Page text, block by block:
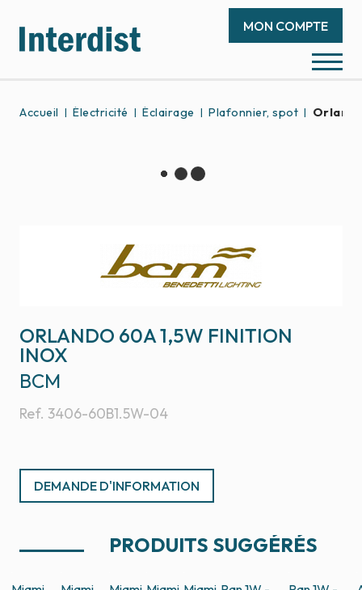
MON COMPTE
Accueil Électricité Éclairage Plafonnier, spot
ORLANDO 60A 1,5W FINITION
INOX
Ref. 3406-60B1.5W-04
BCM
DEMANDE D'INFORMATION
PRODUITS SUGGÉRÉS